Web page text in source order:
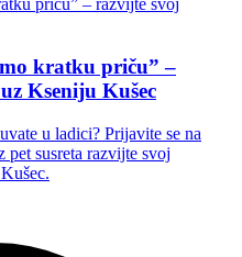
kratku priču” –
Kseniju Kušec
u ladici? Prijavite se na
susreta razvijte svoj